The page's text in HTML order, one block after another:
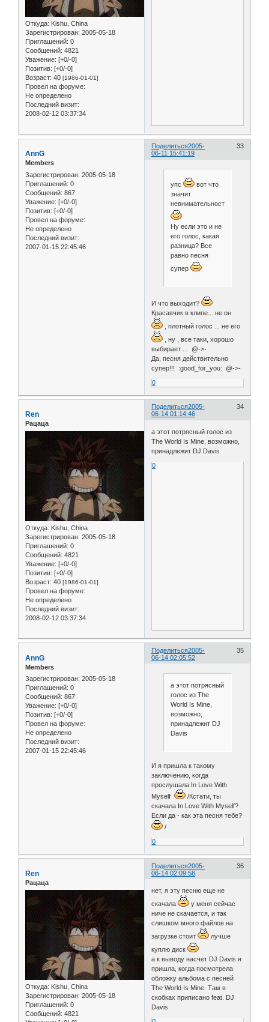
Откуда: Kishu, China
Зарегистрирован: 2005-05-18
Приглашений: 0
Сообщений: 4821
Уважение: [+0/-0]
Позитив: [+0/-0]
Возраст: 40 [1986-01-01]
Провел на форуме:
Не определено
Последний визит:
2008-02-12 03:37:34
Поделиться 33
2005-
06-11 15:41:19
AnnG
Members
Зарегистрирован: 2005-05-18
Приглашений: 0
Сообщений: 867
Уважение: [+0/-0]
Позитив: [+0/-0]
Провел на форуме:
Не определено
Последний визит:
2007-01-15 22:45:46
упс
вот что
значит
невнимательность
Ну если это и не
его голос, какая
разница? Все
равно песня
супер
И что выходит?
Красавчик в клипе... не он
, плотный голос ... не его
, ну , все таки, хорошо
выбирает ... @->-
Да, песня действительно
супер!!! :good_for_you: @->-
0
Поделиться 34
2005-
06-14 01:14:46
Ren
Рацаца
Откуда: Kishu, China
Зарегистрирован: 2005-05-18
Приглашений: 0
Сообщений: 4821
Уважение: [+0/-0]
Позитив: [+0/-0]
Возраст: 40 [1986-01-01]
Провел на форуме:
Не определено
Последний визит:
2008-02-12 03:37:34
а этот потрясный голос из
The World Is Mine, возможно,
принадлежит DJ Davis
0
Поделиться 35
2005-
06-14 02:05:52
AnnG
Members
Зарегистрирован: 2005-05-18
Приглашений: 0
Сообщений: 867
Уважение: [+0/-0]
Позитив: [+0/-0]
Провел на форуме:
Не определено
Последний визит:
2007-01-15 22:45:46
а этот потрясный
голос из The
World Is Mine,
возможно,
принадлежит DJ
Davis
И я пришла к такому
заключению, когда
прослушала In Love With
Myself
/Кстати, ты
скачала In Love With Myself?
Если да - как эта песня тебе?
/
0
Поделиться 36
2005-
06-14 02:09:58
Ren
Рацаца
Откуда: Kishu, China
Зарегистрирован: 2005-05-18
Приглашений: 0
Сообщений: 4821
нет, я эту песню еще не
скачала
у меня сейчас
ниче не скачается, и так
слишком много файлов на
загрузке стоит
лучше
куплю диск
а к выводу насчет DJ Dаvis я
пришла, когда посмотрела
обложку альбома с песней
The World Is Mine. Там в
скобках приписано feat. DJ
Davis